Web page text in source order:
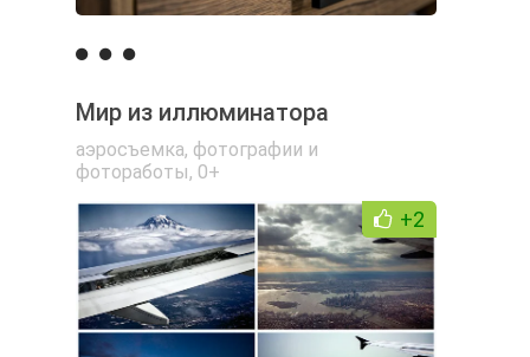
Мир из иллюминатора
аэросъемка, фотографии и
фотоработы, 0+
+2